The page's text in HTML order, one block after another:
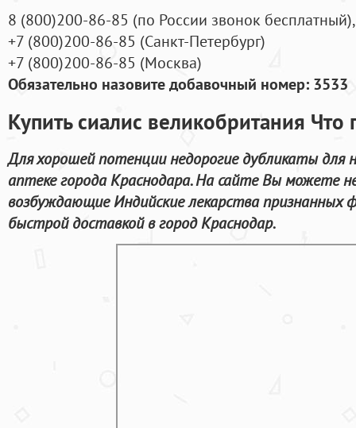
8 (800)200-86-85 (по России звонок бесплатный),
+7 (800)200-86-85 (Санкт-Петербург)
+7 (800)200-86-85 (Москва)
Обязательно назовите добавочный номер: 3533
Купить сиалис великобритания Что
Для хорошей потенции недорогие дубликаты
аптеке города Краснодара. На сайте Вы можете
возбуждающие Индийские лекарства признанных
быстрой доставкой в город Краснодар.